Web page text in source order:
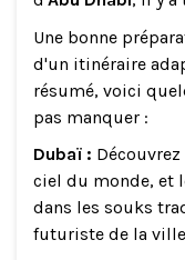
Une bonne
d'un itinéraire
résumé, voici
pas manquer :
Dubaï :
ciel du monde, et
dans les souks
futuriste de la